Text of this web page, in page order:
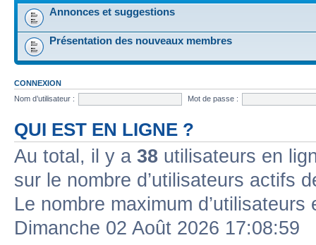
Annonces et suggestions
Présentation des nouveaux membres
CONNEXION
Nom d’utilisateur :
Mot de passe :
QUI EST EN LIGNE ?
Au total, il y a 38 utilisateurs en
sur le nombre d’utilisateurs actifs
Le nombre maximum
Dimanche 02 Août 2026 17:08:59